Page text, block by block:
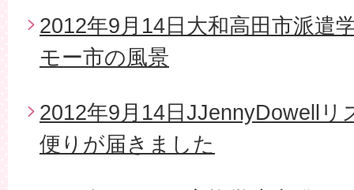
2012年9月14日大和高田市派遣
モー市の風景
2012年9月14日JJennyDowellリ
便りが届きました